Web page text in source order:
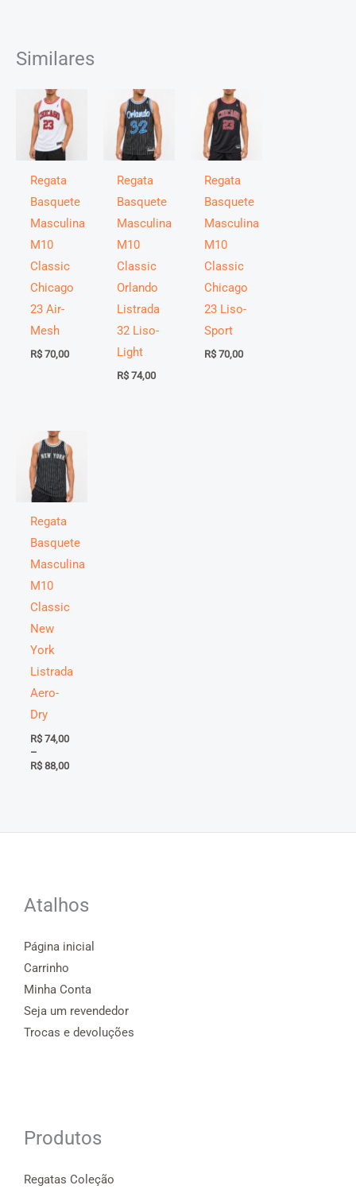
Similares
Regata
Basquete
Masculina
M10
Classic
Chicago
23 Air-
Mesh
R$70,00
Regata
Basquete
Masculina
M10
Classic
Orlando
Listrada
32 Liso-
Light
R$ 74,00
Regata
Basquete
Masculina
M10
Classic
Chicago
23 Liso-
Sport
R$ 70,00
Regata
Basquete
Masculina
M10
Classic
New
York
Listrada
Aero-
Dry
R$74,00
–
R$88,00Faixa
R$ 88,00
Atalhos
Página inicial
Carrinho
Minha Conta
Seja um revendedor
Trocas e devoluções
Produtos
Regatas Coleção